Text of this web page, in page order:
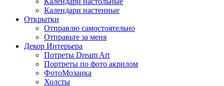
Календари настенные
Открытки
Отправлю самостоятельно
Отправьте за меня
Декор Интерьера
Потреты Dream Art
Портреты по фото акрилом
ФотоМозаика
Холсты